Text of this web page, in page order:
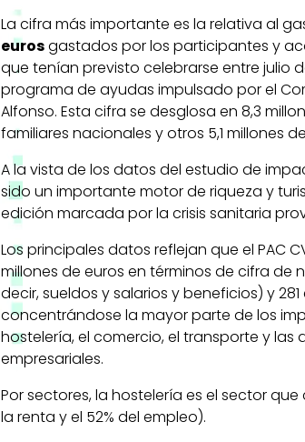
La cifra más importante es la relativa al
eurosgastados por los participantes y
que tenían previsto celebrarse entre julio
programa de ayudas impulsado por el
Alfonso. Esta cifra se desglosa en 8,3
familiares nacionales y otros 5,1 millones
A la vista de los datos del estudio de
sido un importante motor de riqueza y
edición marcada por la crisis sanitaria
Los principales datos reflejan que el PAC
millones de euros en términos de cifra de
decir, sueldos y salarios y beneficios) y
concentrándose la mayor parte de los
hostelería, el comercio, el transporte y las
empresariales.
Por sectores, la hostelería es el sector
la renta y el 52% del empleo).